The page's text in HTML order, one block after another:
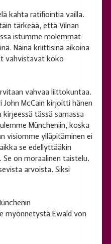
kahta ratifiointia vailla.
tärkeää, että Vilnan
istumme molemmat
Näinä kriittisinä aikoina
vahvistavat koko
vahvaa liittokuntaa.
McCain kirjoitti hänen
kirjeessä tässä samassa
Müncheniin, koska
visiomme ylläpitäminen ei
se edellyttääkin
on moraalinen taistelu.
arvoista. Siksi
myönnetystä Ewald von